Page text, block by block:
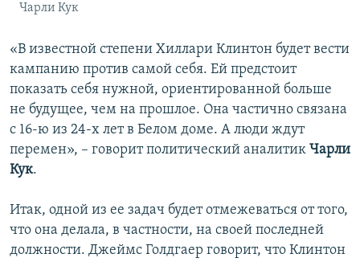
Чарли Кук
«В известной степени Хиллари Клинтон будет вести
кампанию против самой себя. Ей предстоит
показать себя нужной, ориентированной больше
не будущее, чем на прошлое. Она частично связана
с 16-ю из 24-х лет в Белом доме. А люди ждут
перемен», – говорит политический аналитик Чарли
Кук.
Итак, одной из ее задач будет отмежеваться от того,
что она делала, в частности, на своей последней
должности. Джеймс Голдгаер говорит, что Клинтон